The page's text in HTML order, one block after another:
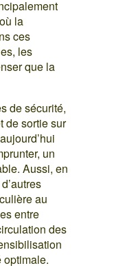
la
ces
les
que la
de sécurité,
de sortie sur
un
Aussi, en
au
entre
des
optimale.